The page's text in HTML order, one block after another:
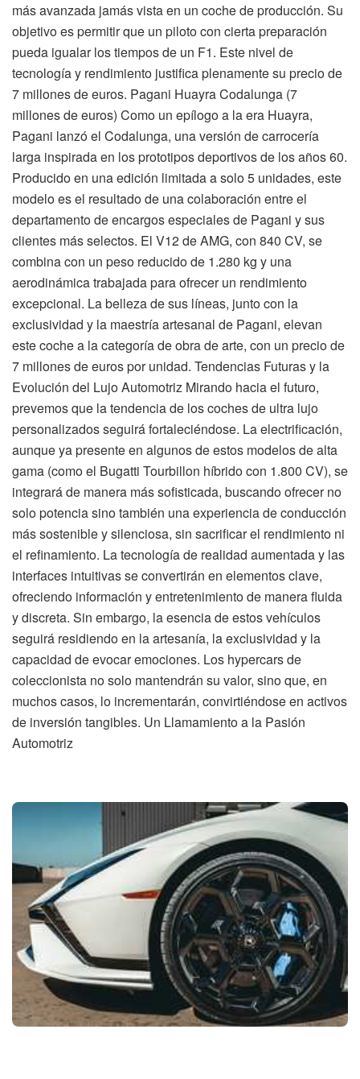
más avanzada jamás vista en un coche de producción. Su
objetivo es permitir que un piloto con cierta preparación
pueda igualar los tiempos de un F1. Este nivel de
tecnología y rendimiento justifica plenamente su precio de
7 millones de euros. Pagani Huayra Codalunga (7
millones de euros) Como un epílogo a la era Huayra,
Pagani lanzó el Codalunga, una versión de carrocería
larga inspirada en los prototipos deportivos de los años 60.
Producido en una edición limitada a solo 5 unidades, este
modelo es el resultado de una colaboración entre el
departamento de encargos especiales de Pagani y sus
clientes más selectos. El V12 de AMG, con 840 CV, se
combina con un peso reducido de 1.280 kg y una
aerodinámica trabajada para ofrecer un rendimiento
excepcional. La belleza de sus líneas, junto con la
exclusividad y la maestría artesanal de Pagani, elevan
este coche a la categoría de obra de arte, con un precio de
7 millones de euros por unidad. Tendencias Futuras y la
Evolución del Lujo Automotriz Mirando hacia el futuro,
prevemos que la tendencia de los coches de ultra lujo
personalizados seguirá fortaleciéndose. La electrificación,
aunque ya presente en algunos de estos modelos de alta
gama (como el Bugatti Tourbillon híbrido con 1.800 CV), se
integrará de manera más sofisticada, buscando ofrecer no
solo potencia sino también una experiencia de conducción
más sostenible y silenciosa, sin sacrificar el rendimiento ni
el refinamiento. La tecnología de realidad aumentada y las
interfaces intuitivas se convertirán en elementos clave,
ofreciendo información y entretenimiento de manera fluida
y discreta. Sin embargo, la esencia de estos vehículos
seguirá residiendo en la artesanía, la exclusividad y la
capacidad de evocar emociones. Los hypercars de
coleccionista no solo mantendrán su valor, sino que, en
muchos casos, lo incrementarán, convirtiéndose en activos
de inversión tangibles. Un Llamamiento a la Pasión
Automotriz